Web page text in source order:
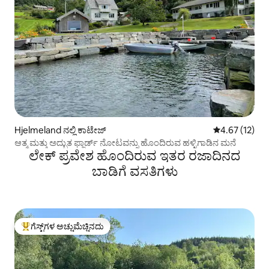
Hjelmeland ನಲ್ಲಿ ಕಾಟೇಜ್ 5 ರಲ್ಲಿ 4.67
4.67 (12)
ಆತ್ಮ ಮತ್ತು ಅದ್ಭುತ ಫ್ಜಾರ್ಡ್ ನೋಟವನ್ನು ಹೊಂದಿರುವ ಹಳ್ಳಿಗಾಡಿನ ಮನೆ
ಲೇಕ್ ಪ್ರವೇಶ ಹೊಂದಿರುವ ಇತರ ರಜಾದಿನದ
ಬಾಡಿಗೆ ವಸತಿಗಳು
ಗೆಸ್ಟ್‌ಗಳಿಗೆ ಅತಿ ಹೆಚ್ಚು ಅಚ್ಚುಮೆಚ್ಚಿನದು
ಗೆಸ್ಟ್‌ಗಳ ಅಚ್ಚುಮೆಚ್ಚಿನದು